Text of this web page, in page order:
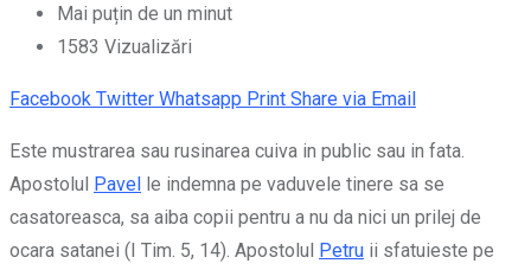
Mai puțin de un minut
1583 Vizualizări
Facebook Twitter Whatsapp Print Share via Email
Este mustrarea sau rusinarea cuiva in public sau in fata.
Apostolul Pavel le indemna pe vaduvele tinere sa se
casatoreasca, sa aiba copii pentru a nu da nici un prilej de
ocara satanei (I Tim. 5, 14). Apostolul Petru ii sfatuieste pe